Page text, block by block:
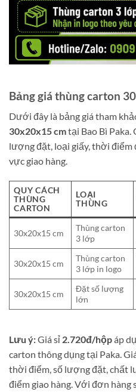
Bảng giá thùng carton
Dưới đây là bảng giá tham
30x20x15 cmtại Bao Bì Paka.
lượng đặt, loại giấy, thời điểm
vực giao hàng.
QUY CÁCH
THÙNG
CARTON
LOẠI
THÙNG
30x20x15 cm
Thùng carton
3 lớp
30x20x15 cm
Thùng carton
3 lớp in logo
30x20x15 cm
Đặt số lượng
lớn
Lưu ý:Giá sỉ 2.720đ/hộpáp
carton thông dụng tại Paka.
thời điểm, số lượng đặt, chất
điểm giao hàng. Với đơn